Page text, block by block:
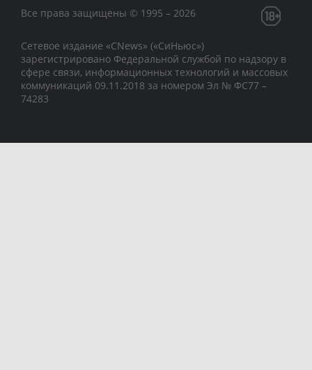
Все права защищены © 1995 – 2026
Сетевое издание «CNews» («СиНьюс»)
зарегистрировано Федеральной службой по надзору в
сфере связи, информационных технологий и массовых
коммуникаций 09.11.2018 за номером Эл № ФС77 –
74283